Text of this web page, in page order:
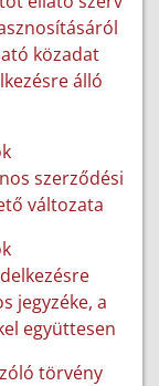
közadat
álló
szerződési
változata
jegyzéke, a
együttesen
törvény